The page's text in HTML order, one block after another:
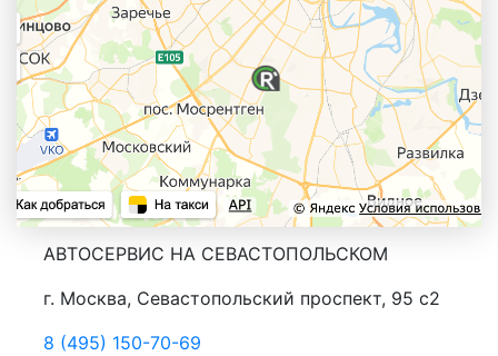
АВТОСЕРВИС НА СЕВАСТОПОЛЬСКОМ
г. Москва, Севастопольский проспект, 95 с2
8 (495) 150-70-69